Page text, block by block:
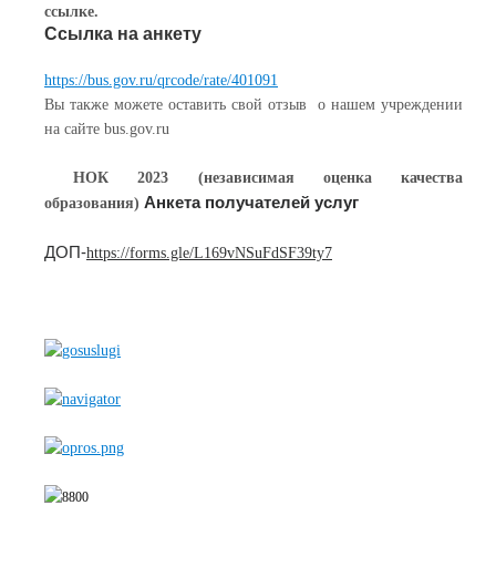
ссылке.
Ссылка на анкету
https://bus.gov.ru/qrcode/rate/401091
Вы также можете оставить свой отзыв о нашем учреждении
на сайте bus.gov.ru
НОК 2023 (независимая оценка качества
образования) Анкета получателей услуг
ДОП-https://forms.gle/L169vNSuFdSF39ty7